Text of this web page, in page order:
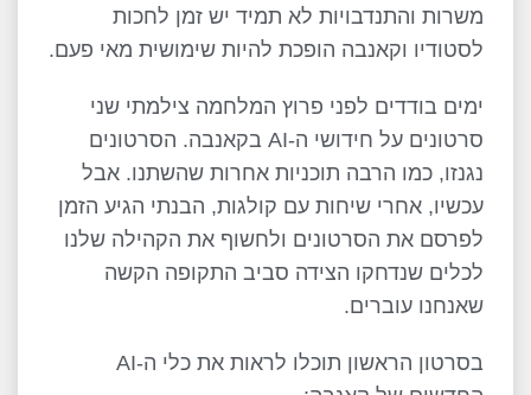
משרות והתנדבויות לא תמיד יש זמן לחכות
לסטודיו וקאנבה הופכת להיות שימושית מאי פעם.
ימים בודדים לפני פרוץ המלחמה צילמתי שני
סרטונים על חידושי ה-AI בקאנבה. הסרטונים
נגנזו, כמו הרבה תוכניות אחרות שהשתנו. אבל
עכשיו, אחרי שיחות עם קולגות, הבנתי הגיע הזמן
לפרסם את הסרטונים ולחשוף את הקהילה שלנו
לכלים שנדחקו הצידה סביב התקופה הקשה
שאנחנו עוברים.
בסרטון הראשון תוכלו לראות את כלי ה-AI